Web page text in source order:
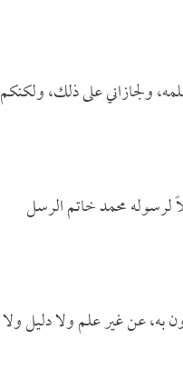
ولجازاني على ذلك، ولكنكم
لرسوله محمد خاتم الرسل
عن غير علم ولا دليل ولا